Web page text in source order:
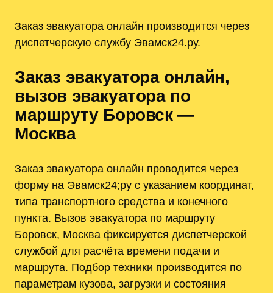
Заказ эвакуатора онлайн производится через
диспетчерскую службу Эвамск24.ру.
Заказ эвакуатора онлайн,
вызов эвакуатора по
маршруту Боровск —
Москва
Заказ эвакуатора онлайн проводится через
форму на Эвамск24;ру с указанием координат,
типа транспортного средства и конечного
пункта. Вызов эвакуатора по маршруту
Боровск, Москва фиксируется диспетчерской
службой для расчёта времени подачи и
маршрута. Подбор техники производится по
параметрам кузова, загрузки и состояния